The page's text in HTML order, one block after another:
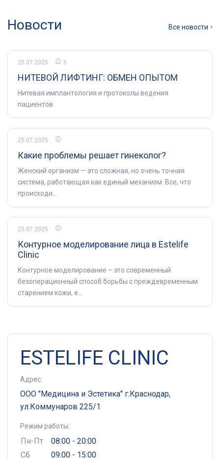
Новости Все новости
25.07.2025 5
НИТЕВОЙ ЛИФТИНГ: ОБМЕН ОПЫТОМ
Нитевая имплантология и протоколы ведения
пациентов
25.07.2025
Какие проблемы решает гинеколог?
Женский организм — это сложная, но очень точная
система, работающая как единый механизм. Все, что
происходи...
25.07.2025
Контурное моделирование лица в Estelife
Clinic
Контурное моделирование – это современный
безоперационный способ борьбы с преждевременным
старением кожи, е...
ESTELIFE CLINIC
Адрес:
ООО "Медицина и Эстетика" г.Краснодар,
ул.Коммунаров 225/1
Режим работы:
Пн-Пт
08:00 - 20:00
Сб
09:00 - 15:00